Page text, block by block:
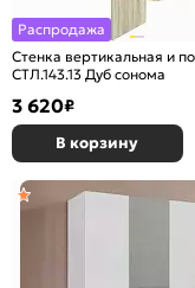
Распродажа
Стенка вертикальная и
СТЛ.143.13 Дуб сонома
3 620₽
В корзину